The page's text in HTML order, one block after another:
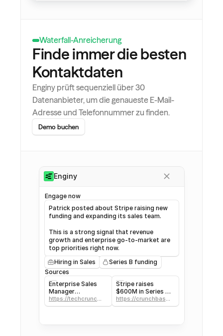
Waterfall-Anreicherung
Finde immer die besten
Kontaktdaten
Enginy prüft sequenziell über 30
Datenanbieter, um die genaueste E-Mail-
Adresse und Telefonnummer zu finden.
Demo buchen
mia-johnson
Enginy
Engage now
Patrick posted about Stripe raising new
funding and expanding its sales team.
This is a strong signal that revenue
growth and enterprise go-to-market are
top priorities right now.
Hiring in Sales
Series B funding
Sources
Enterprise Sales
Manager
(US/Remo - Stripe
Jobs
https://techcrunch.
com/news/reuters.c
Stripe raises
$600M in Series H
funding to expand
enterprise reach
https://crunchbase.
com/news/reuters.c